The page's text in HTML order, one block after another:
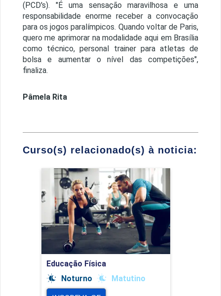
(PCD's). "É uma sensação maravilhosa e uma
responsabilidade enorme receber a convocação
para os jogos paralímpicos. Quando voltar de Paris,
quero me aprimorar na modalidade aqui em Brasília
como técnico, personal trainer para atletas de
bolsa e aumentar o nível das competições",
finaliza.
Pâmela Rita
Curso(s) relacionado(s) à noticia:
Educação Física
Noturno
Matutino
Educação Física
Detalhes do curso
Ir para Inscrição